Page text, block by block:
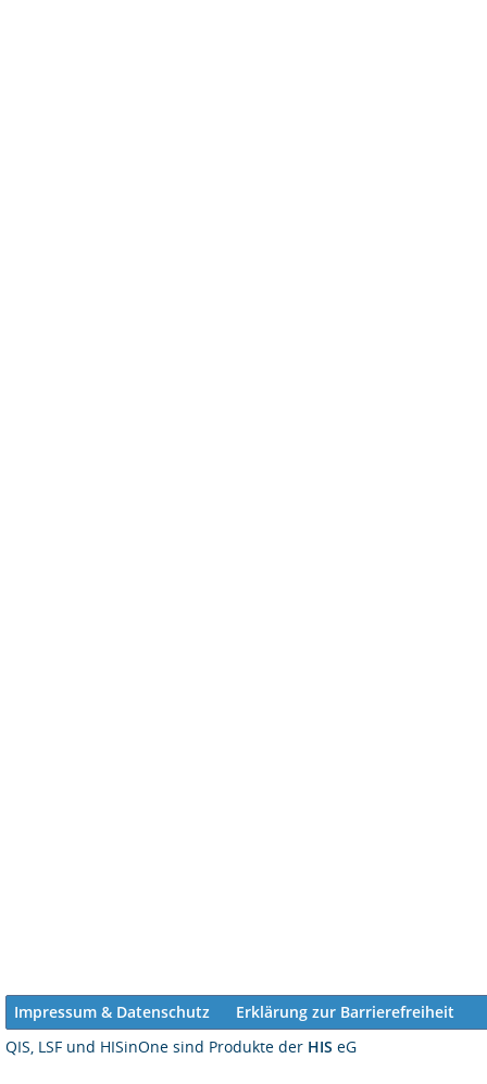
Impressum & Datenschutz
Erklärung zur Barrierefreiheit
QIS, LSF und HISinOne sind Produkte der HIS eG